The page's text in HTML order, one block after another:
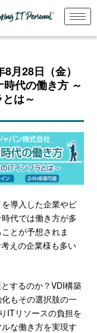
月28日（金）
代の働き方 ～
は～
導入した企業やビ
代では働き方が多
とが予想されま
えの企業様も多い
するのか？VDI構築
もその選択肢の一
ITリソースの負担を
な働き方を実現す